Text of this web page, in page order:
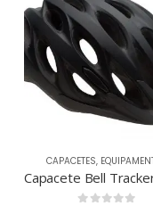
CAPACETES,